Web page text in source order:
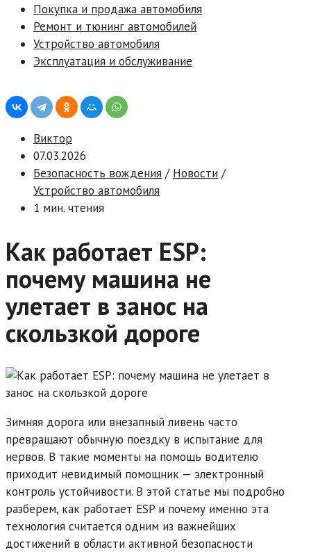
Покупка и продажа автомобиля
Ремонт и тюнинг автомобилей
Устройство автомобиля
Эксплуатация и обслуживание
Виктор
07.03.2026
Безопасность вождения / Новости /
Устройство автомобиля
1 мин. чтения
Как работает ESP:
почему машина не
улетает в занос на
скользкой дороге
Зимняя дорога или внезапный ливень часто
превращают обычную поездку в испытание для
нервов. В такие моменты на помощь водителю
приходит невидимый помощник — электронный
контроль устойчивости. В этой статье мы подробно
разберем, как работает ESP и почему именно эта
технология считается одним из важнейших
достижений в области активной безопасности